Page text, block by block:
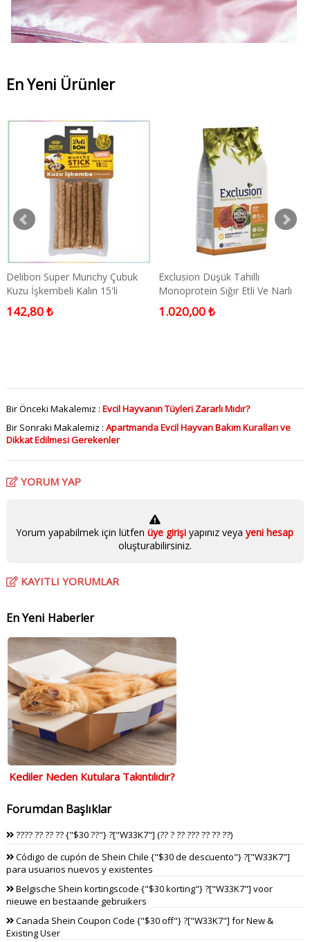
En Yeni Ürünler
Delibon Super Munchy Çubuk
Kuzu İşkembeli Kalın 15'li
142,80 ₺
Exclusion Düşük Tahıllı
Monoprotein Sığır Etli Ve Narlı
Orta Irk Yavru Köpek Maması 3
kg
1.020,00 ₺
Bir Önceki Makalemiz : Evcil Hayvanın Tüyleri Zararlı Mıdır?
Bir Sonraki Makalemiz : Apartmanda Evcil Hayvan Bakım Kuralları ve
Dikkat Edilmesi Gerekenler
YORUM YAP
Yorum yapabilmek için lütfenüye girişiyapınız veya yeni hesap
oluşturabilirsiniz.
KAYITLI YORUMLAR
En Yeni Haberler
Kediler Neden Kutulara Takıntılıdır?
Forumdan Başlıklar
???? ?? ?? ?? {"$30 ??"} ?["W33K7"] (?? ? ?? ??? ?? ?? ??)
Código de cupón de Shein Chile {"$30 de descuento"} ?["W33K7"]
para usuarios nuevos y existentes
Belgische Shein kortingscode {"$30 korting"} ?["W33K7"] voor
nieuwe en bestaande gebruikers
Canada Shein Coupon Code {"$30 off"} ?["W33K7"] for New &
Existing User